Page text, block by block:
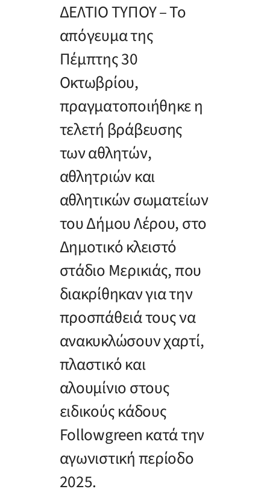
ΔΕΛΤΙΟ ΤΥΠΟΥ – Το
απόγευμα της
Πέμπτης 30
Οκτωβρίου,
πραγματοποιήθηκε η
τελετή βράβευσης
των αθλητών,
αθλητριών και
αθλητικών σωματείων
του Δήμου Λέρου, στο
Δημοτικό κλειστό
στάδιο Μερικιάς, που
διακρίθηκαν για την
προσπάθειά τους να
ανακυκλώσουν χαρτί,
πλαστικό και
αλουμίνιο στους
ειδικούς κάδους
Followgreen κατά την
αγωνιστική περίοδο
2025.